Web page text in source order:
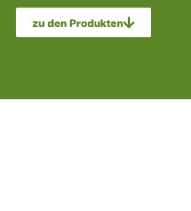
zu den Produkten